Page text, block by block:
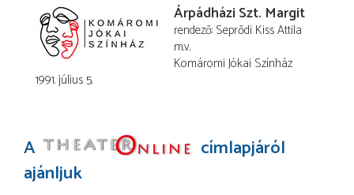
Árpádházi Szt. Margit
rendező Seprődi Kiss Attila
m.v.
Komáromi Jókai Színház
1991. július 5.
A
címlapjáról
ajánljuk